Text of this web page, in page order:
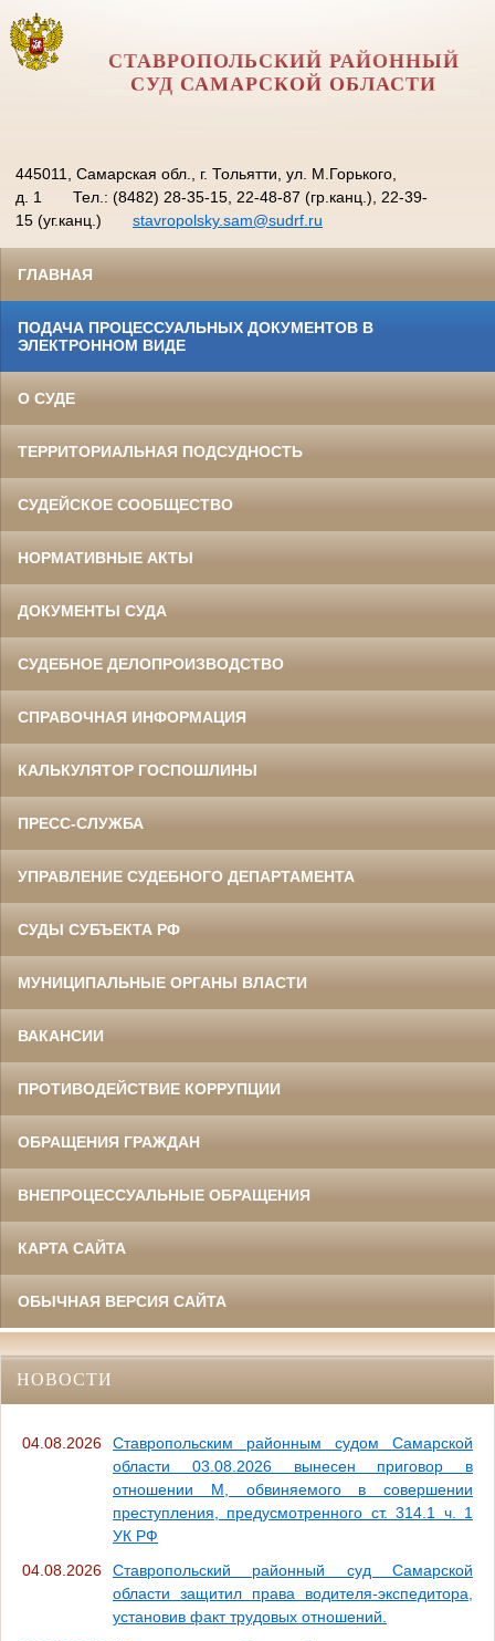
СТАВРОПОЛЬСКИЙ РАЙОННЫЙ
СУД САМАРСКОЙ ОБЛАСТИ
445011, Самарская обл., г. Тольятти, ул. М.Горького,
д. 1
Тел.: (8482) 28-35-15, 22-48-87 (гр.канц.), 22-39-
15 (уг.канц.)
stavropolsky.sam@sudrf.ru
ГЛАВНАЯ
ПОДАЧА ПРОЦЕССУАЛЬНЫХ ДОКУМЕНТОВ В
ЭЛЕКТРОННОМ ВИДЕ
О СУДЕ
ТЕРРИТОРИАЛЬНАЯ ПОДСУДНОСТЬ
СУДЕЙСКОЕ СООБЩЕСТВО
НОРМАТИВНЫЕ АКТЫ
ДОКУМЕНТЫ СУДА
СУДЕБНОЕ ДЕЛОПРОИЗВОДСТВО
СПРАВОЧНАЯ ИНФОРМАЦИЯ
КАЛЬКУЛЯТОР ГОСПОШЛИНЫ
ПРЕСС-СЛУЖБА
УПРАВЛЕНИЕ СУДЕБНОГО ДЕПАРТАМЕНТА
СУДЫ СУБЪЕКТА РФ
МУНИЦИПАЛЬНЫЕ ОРГАНЫ ВЛАСТИ
ВАКАНСИИ
ПРОТИВОДЕЙСТВИЕ КОРРУПЦИИ
ОБРАЩЕНИЯ ГРАЖДАН
ВНЕПРОЦЕССУАЛЬНЫЕ ОБРАЩЕНИЯ
КАРТА САЙТА
ОБЫЧНАЯ ВЕРСИЯ САЙТА
НОВОСТИ
04.08.2026
Ставропольским районным судом Самарской
области 03.08.2026 вынесен приговор в
отношении М, обвиняемого в совершении
преступления, предусмотренного ст. 314.1 ч. 1
УК РФ
04.08.2026
Ставропольский районный суд Самарской
области защитил права водителя-экспедитора,
установив факт трудовых отношений.